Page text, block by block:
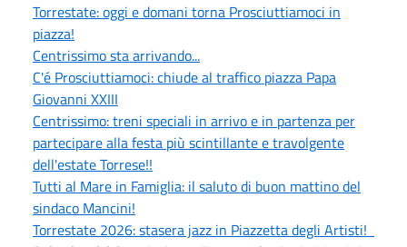
Torrestate: oggi e domani torna Prosciuttiamoci in
piazza!
Centrissimo sta arrivando...
C'é Prosciuttiamoci: chiude al traffico piazza Papa
Giovanni XXIII
Centrissimo: treni speciali in arrivo e in partenza per
partecipare alla festa più scintillante e travolgente
dell'estate Torrese!!
Tutti al Mare in Famiglia: il saluto di buon mattino del
sindaco Mancini!
Torrestate 2026: stasera jazz in Piazzetta degli Artisti!